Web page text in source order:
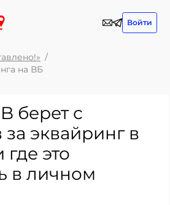
Войти
на ВБ
берет с
эквайринг в
где это
в личном